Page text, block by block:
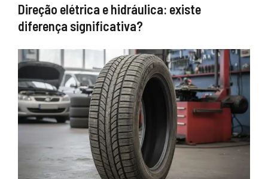
Direção elétrica e hidráulica: existe
diferença significativa?